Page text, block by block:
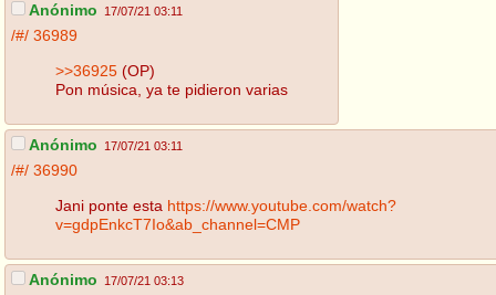
Anónimo 17/07/21 03:11
/#/ 36989
>>36925 (OP)
Pon música, ya te pidieron varias
Anónimo 17/07/21 03:11
/#/ 36990
Jani ponte esta https://www.youtube.com/watch?
v=gdpEnkcT7Io&ab_channel=CMP
Anónimo 17/07/21 03:13